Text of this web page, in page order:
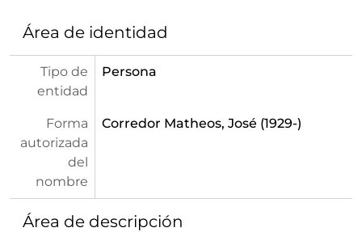
Área de identidad
Tipo de
entidad
Persona
Forma
autorizada
del
nombre
Corredor Matheos, José (1929-)
Área de descripción